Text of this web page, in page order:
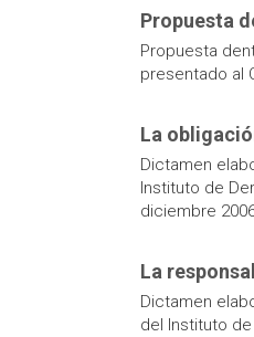
Propuesta
Propuesta
presentado al
La
Dictamen
Instituto de
diciembre
La
Dictamen
del Instituto